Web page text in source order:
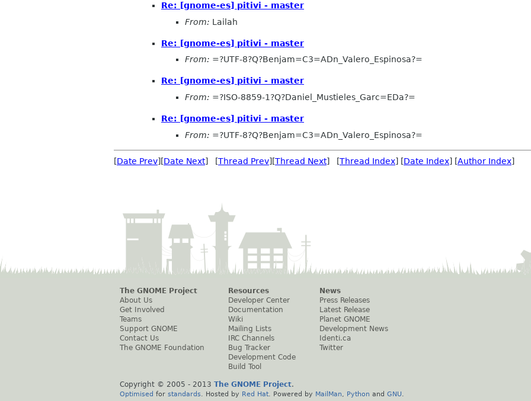
Re: [gnome-es] pitivi - master
From: Lailah
Re: [gnome-es] pitivi - master
From: =?UTF-8?Q?Benjam=C3=ADn_Valero_Espinosa?=
Re: [gnome-es] pitivi - master
From: =?ISO-8859-1?Q?Daniel_Mustieles_Garc=EDa?=
Re: [gnome-es] pitivi - master
From: =?UTF-8?Q?Benjam=C3=ADn_Valero_Espinosa?=
[Date Prev][Date Next] [Thread Prev][Thread Next] [Thread Index] [Date Index] [Author Index]
The GNOME Project
About Us
Get Involved
Teams
Support GNOME
Contact Us
The GNOME Foundation
Resources
Developer Center
Documentation
Wiki
Mailing Lists
IRC Channels
Bug Tracker
Development Code
Build Tool
News
Press Releases
Latest Release
Planet GNOME
Development News
Identi.ca
Twitter
Copyright © 2005 - 2013 The GNOME Project.
Optimised for standards . Hosted by Red Hat . Powered by MailMan Python and GNU